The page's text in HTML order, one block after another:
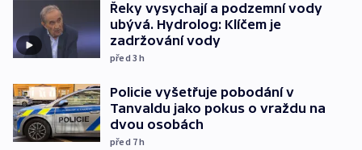
Řeky vysychají a podzemní vody
ubývá. Hydrolog: Klíčem je
zadržování vody
před 3h
Policie vyšetřuje pobodání v
Tanvaldu jako pokus o vraždu na
dvou osobách
před 7h